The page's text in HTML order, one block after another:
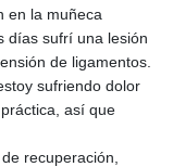
en la muñeca
días sufrí una lesión
de ligamentos.
sufriendo dolor
así que
recuperación,